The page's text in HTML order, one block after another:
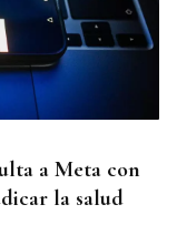
a Meta con
la salud